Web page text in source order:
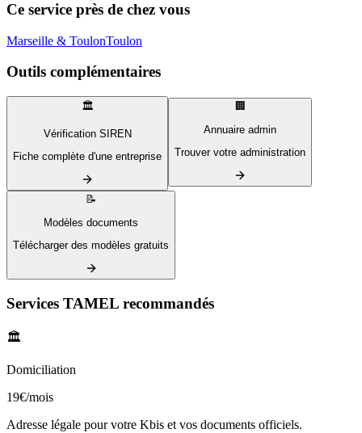
Ce service près de chez vous
Marseille & ToulonToulon
Outils complémentaires
🏛️
Vérification SIREN
Fiche complète d'une entreprise
🏢
Annuaire admin
Trouver votre administration
📝
Modèles documents
Télécharger des modèles gratuits
Services TAMEL recommandés
🏛️
Domiciliation
19€/mois
Adresse légale pour votre Kbis et vos documents officiels.